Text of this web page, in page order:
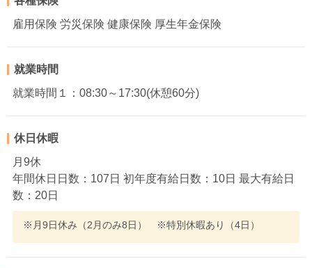
雇用保険 労災保険 健康保険 厚生年金保険
就業時間
就業時間１：08:30～17:30(休憩60分)
休日休暇
月9休
年間休日日数：107日 初年度有給日数：10日 最大有給日
数：20日
※月9日休み（2月のみ8日） ※特別休暇あり（4日）